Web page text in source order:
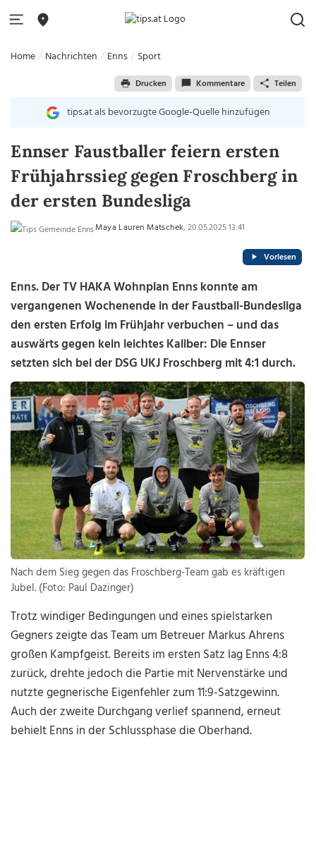
Home Nachrichten Enns Sport
Drucken Kommentare Teilen
tips.at als bevorzugte Google-Quelle hinzufügen
Ennser Faustballer feiern ersten
Frühjahrssieg gegen Froschberg in
der ersten Bundesliga
Maya Lauren Matschek, 20.05.2025 13:41
Vorlesen
Enns.Der TV HAKA Wohnplan Enns konnte am
vergangenen Wochenende in der Faustball-Bundesliga
den ersten Erfolg im Frühjahr verbuchen – und das
auswärts gegen kein leichtes Kaliber: Die Ennser
setzten sich bei der DSG UKJ Froschberg mit 4:1 durch.
Nach dem Sieg gegen das Froschberg-Team gab es kräftigen
Jubel. (Foto: Paul Dazinger)
Trotz windiger Bedingungen und eines spielstarken
Gegners zeigte das Team um Betreuer Markus Ahrens
großen Kampfgeist. Bereits im ersten Satz lag Enns 4:8
zurück, drehte jedoch die Partie mit Nervenstärke und
nutzte gegnerische Eigenfehler zum 11:9-Satzgewinn.
Auch der zweite Durchgang verlief spannend, erneut
behielt Enns in der Schlussphase die Oberhand.